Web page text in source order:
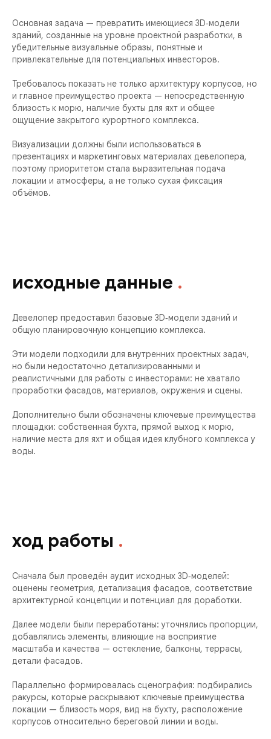
Основная задача — превратить имеющиеся 3D‑модели
зданий, созданные на уровне проектной разработки, в
убедительные визуальные образы, понятные и
привлекательные для потенциальных инвесторов.
Требовалось показать не только архитектуру корпусов, но
и главное преимущество проекта — непосредственную
близость к морю, наличие бухты для яхт и общее
ощущение закрытого курортного комплекса.
Визуализации должны были использоваться в
презентациях и маркетинговых материалах девелопера,
поэтому приоритетом стала выразительная подача
локации и атмосферы, а не только сухая фиксация
объёмов.
исходные данные .
Девелопер предоставил базовые 3D‑модели зданий и
общую планировочную концепцию комплекса.
Эти модели подходили для внутренних проектных задач,
но были недостаточно детализированными и
реалистичными для работы с инвесторами: не хватало
проработки фасадов, материалов, окружения и сцены.
Дополнительно были обозначены ключевые преимущества
площадки: собственная бухта, прямой выход к морю,
наличие места для яхт и общая идея клубного комплекса у
воды.
ход работы .
Сначала был проведён аудит исходных 3D‑моделей:
оценены геометрия, детализация фасадов, соответствие
архитектурной концепции и потенциал для доработки.
Далее модели были переработаны: уточнялись пропорции,
добавлялись элементы, влияющие на восприятие
масштаба и качества — остекление, балконы, террасы,
детали фасадов.
Параллельно формировалась сценография: подбирались
ракурсы, которые раскрывают ключевые преимущества
локации — близость моря, вид на бухту, расположение
корпусов относительно береговой линии и воды.